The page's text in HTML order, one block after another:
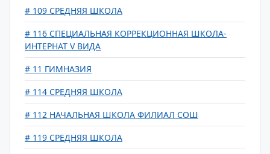
# 109 СРЕДНЯЯ ШКОЛА
# 116 СПЕЦИАЛЬНАЯ КОРРЕКЦИОННАЯ ШКОЛА-
ИНТЕРНАТ V ВИДА
# 11 ГИМНАЗИЯ
# 114 СРЕДНЯЯ ШКОЛА
# 112 НАЧАЛЬНАЯ ШКОЛА ФИЛИАЛ СОШ
# 119 СРЕДНЯЯ ШКОЛА